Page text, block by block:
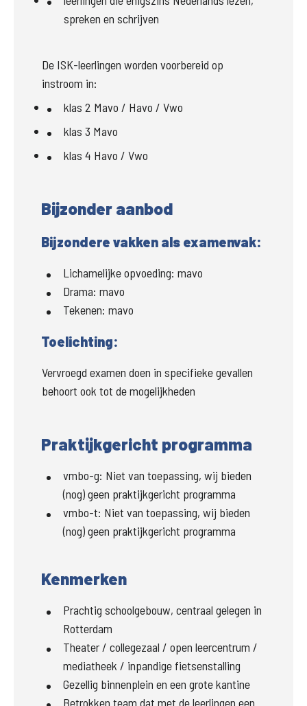
spreken en schrijven
De ISK-leerlingen worden voorbereid op
instroom in:
klas 2 Mavo / Havo / Vwo
klas 3 Mavo
klas 4 Havo / Vwo
Bijzonder aanbod
Bijzondere vakken als examenvak:
Lichamelijke opvoeding: mavo
Drama: mavo
Tekenen: mavo
Toelichting:
Vervroegd examen doen in specifieke gevallen
behoort ook tot de mogelijkheden
Praktijkgericht programma
vmbo-g: Niet van toepassing, wij bieden
(nog) geen praktijkgericht programma
vmbo-t: Niet van toepassing, wij bieden
(nog) geen praktijkgericht programma
Kenmerken
Prachtig schoolgebouw, centraal gelegen in
Rotterdam
Theater / collegezaal / open leercentrum /
mediatheek / inpandige fietsenstalling
Gezellig binnenplein en een grote kantine
Betrokken team dat met de leerlingen een